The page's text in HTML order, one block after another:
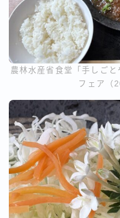
農林水産省食堂「手しご
フェア（